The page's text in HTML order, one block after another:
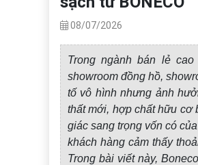
08/07/2026
Trong ngành bán lẻ
showroom đồng hồ,
tố vô hình nhưng ảnh
thất mới, hợp chất hữu cơ
giác sang trọng vốn có
khách hàng cảm thấy
Trong bài viết này,